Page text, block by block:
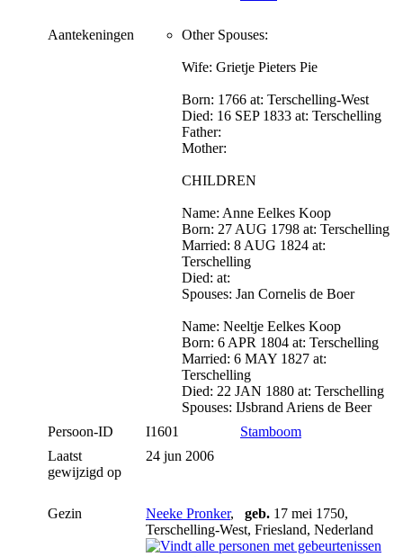
Aantekeningen Other Spouses:
Wife: Grietje Pieters Pie
Born: 1766 at: Terschelling-West
Died: 16 SEP 1833 at: Terschelling
Father:
Mother:
CHILDREN
Name: Anne Eelkes Koop
Born: 27 AUG 1798 at: Terschelling
Married: 8 AUG 1824 at:
Terschelling
Died: at:
Spouses: Jan Cornelis de Boer
Name: Neeltje Eelkes Koop
Born: 6 APR 1804 at: Terschelling
Married: 6 MAY 1827 at:
Terschelling
Died: 22 JAN 1880 at: Terschelling
Spouses: IJsbrand Ariens de Beer
Persoon-ID
I1601
Stamboom
Laatst
gewijzigd op
24 jun 2006
Gezin Neeke Pronker, geb. 17 mei 1750,
Terschelling-West, Friesland, Nederland